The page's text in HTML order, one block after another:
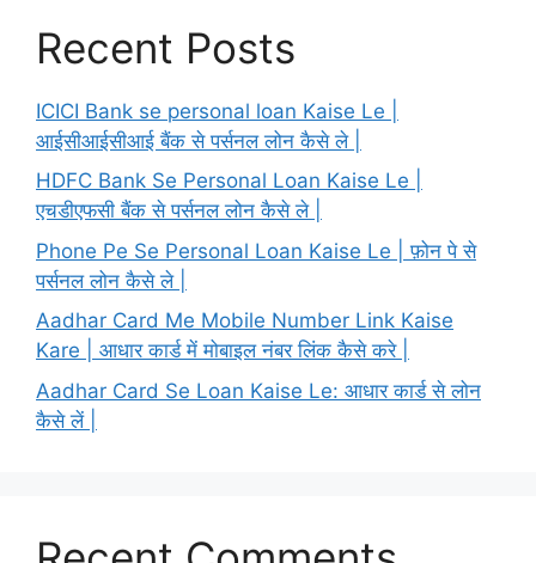
Recent Posts
ICICI Bank se personal loan Kaise Le |
आईसीआईसीआई बैंक से पर्सनल लोन कैसे ले |
HDFC Bank Se Personal Loan Kaise Le |
एचडीएफसी बैंक से पर्सनल लोन कैसे ले |
Phone Pe Se Personal Loan Kaise Le | फ़ोन पे से
पर्सनल लोन कैसे ले |
Aadhar Card Me Mobile Number Link Kaise
Kare | आधार कार्ड में मोबाइल नंबर लिंक कैसे करे |
Aadhar Card Se Loan Kaise Le: आधार कार्ड से लोन
कैसे लें |